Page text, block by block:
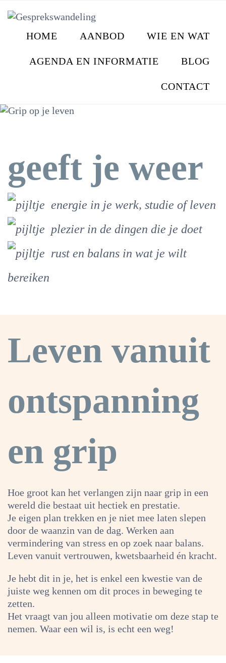
contentHOME AANBOD WIE EN WAT
AGENDA EN INFORMATIE BLOG
CONTACT
geeft je weer
energie in je werk, studie of leven
plezier in de dingen die je doet
rust en balans in wat je wilt
bereiken
Leven vanuit
ontspanning
en grip
Hoe groot kan het verlangen zijn naar grip in een
wereld die bestaat uit hectiek en prestatie.
Je eigen plan trekken en je niet mee laten slepen
door de waanzin van de dag. Werken aan
vermindering van stress en op zoek naar balans.
Leven vanuit vertrouwen, kwetsbaarheid én kracht.
Je hebt dit in je, het is enkel een kwestie van de
juiste weg kennen om dit proces in beweging te
zetten.
Het vraagt van jou alleen motivatie om deze stap te
nemen. Waar een wil is, is echt een weg!